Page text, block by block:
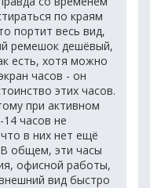
по краям
портит весь вид,
ремешок дешёвый,
есть, хотя можно
часов - он
этих часов.
при активном
часов не
в них нет ещё
В общем, эти часы
офисной работы,
вид быстро